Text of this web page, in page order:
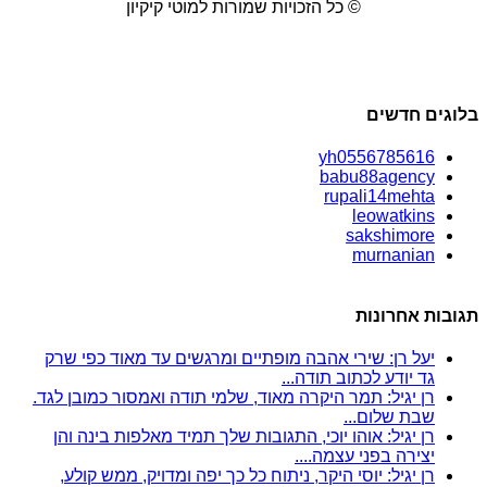
© כל הזכויות שמורות למוטי קיקיון
בלוגים חדשים
yh0556785616
babu88agency
rupali14mehta
leowatkins
sakshimore
murnanian
תגובות אחרונות
יעל רן: שירי אהבה מופתיים ומרגשים עד מאוד כפי שרק
גד יודע לכתוב תודה...
רן יגיל: תמר היקרה מאוד, שלמי תודה ואמסור כמובן לגד.
שבת שלום...
רן יגיל: אוהו יוכי, התגובות שלך תמיד מאלפות בינה והן
יצירה בפני עצמה....
רן יגיל: יוסי היקר, ניתוח כל כך יפה ומדויק, ממש קולע,